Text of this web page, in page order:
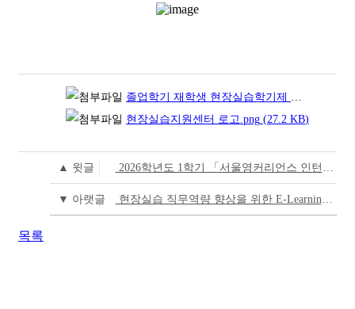
졸업학기 재학생 현장실습학기제 참여 서약서 ※ 자필서명 필수.pdf
현장실습지원센터 로고.png (27.2 KB)
▲ 윗글 2026학년도 1학기 「서울영커리언스 인턴십」 현장실습 지원자 사전선발 완료 안내
▼ 아랫글 현장실습 직무역량 향상을 위한 E-Learning 강좌 안내
목록